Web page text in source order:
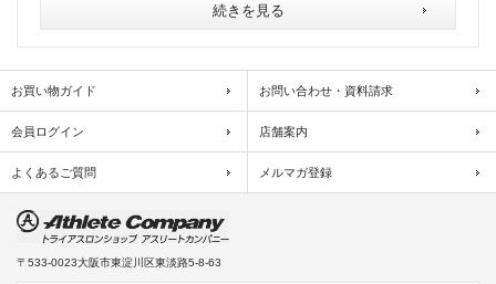
続きを見る
お買い物ガイド お問い合わせ・資料請求
会員ログイン 店舗案内
よくあるご質問 メルマガ登録
〒533-0023大阪市東淀川区東淡路5-8-63